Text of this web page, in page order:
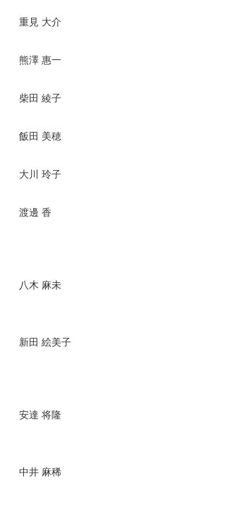
重見 大介
熊澤 惠一
柴田 綾子
飯田 美穂
大川 玲子
渡邊 香
八木 麻未
新田 絵美子
安達 将隆
中井 麻稀